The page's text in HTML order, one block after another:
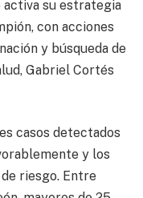
activa su estrategia
con acciones
y búsqueda de
Gabriel Cortés
casos detectados
y los
riesgo. Entre